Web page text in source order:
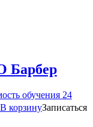
Барбер
обучения 24
В корзинуЗаписаться